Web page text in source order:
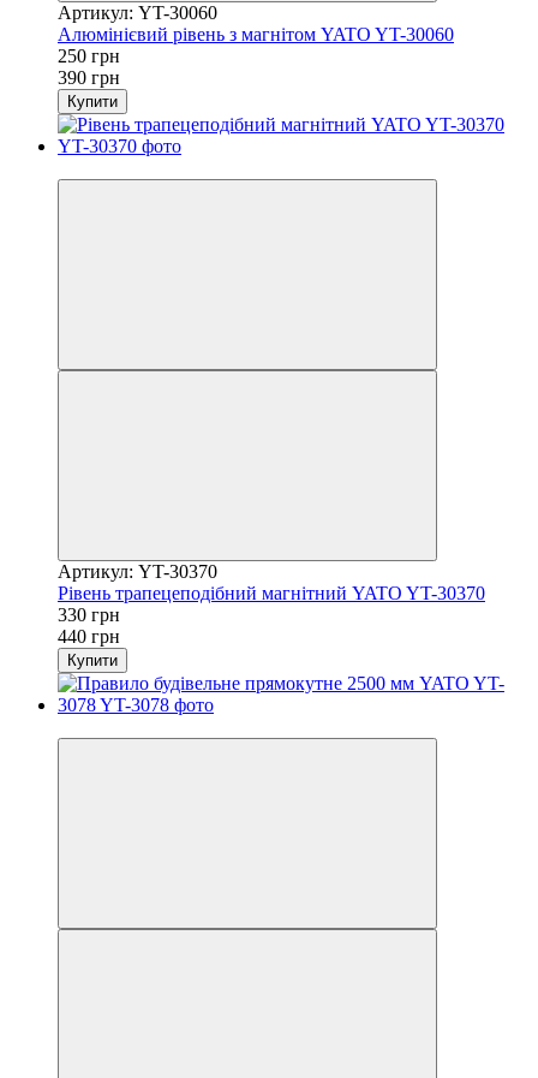
Артикул: YT-30060
Алюмінієвий рівень з магнітом YATO YT-30060
250 грн
390 грн
Купити
Артикул: YT-30370
Рівень трапецеподібний магнітний YATO YT-30370
330 грн
440 грн
Купити